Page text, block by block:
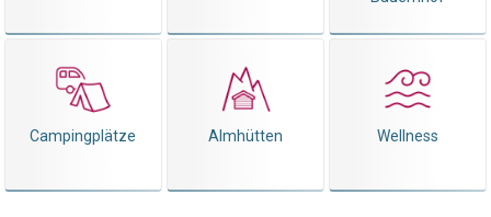
Campingplätze Almhütten Wellness